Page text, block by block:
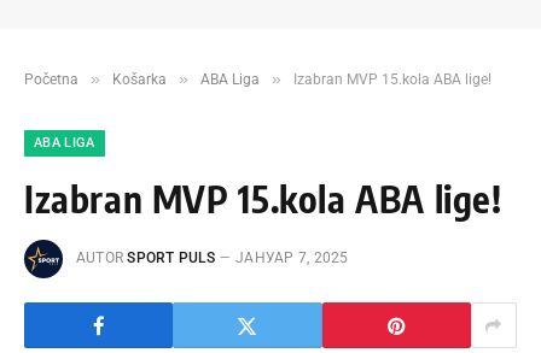
Početna » Košarka » ABA Liga » Izabran MVP 15.kola ABA lige!
ABA LIGA
Izabran MVP 15.kola ABA lige!
AUTOR SPORT PULS ЈАНУАР 7, 2025